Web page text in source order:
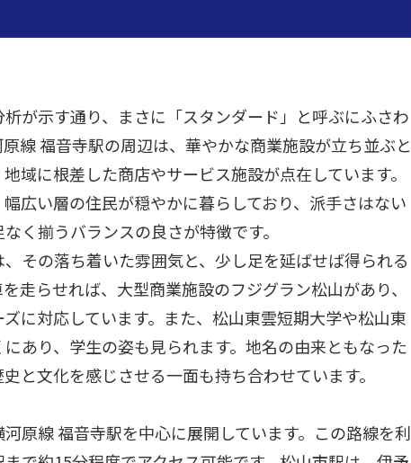
が示す通り、まさに「スタンダード」と呼ぶにふさわ
線 福音寺駅の周辺は、華やかな商業施設が立ち並ぶと
域に根差した商店やサービス施設が点在しています。
広い層の住民が穏やかに暮らしており、派手さはない
く揃うバランスの良さが特徴です。
その落ち着いた雰囲気と、少し足を延ばせば得られる
走らせれば、大型商業施設のフジグラン松山があり、
に対応しています。また、松山東雲短期大学や松山東
あり、学生の姿も見られます。地名の由来ともなった
と文化を感じさせる一面も持ち合わせています。
原線 福音寺駅を中心に展開しています。この路線を利